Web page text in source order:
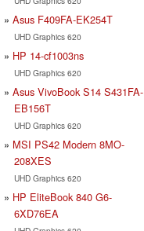
Asus F409FA-EK254T
UHD Graphics 620
HP 14-cf1003ns
UHD Graphics 620
Asus VivoBook S14 S431FA-
EB156T
UHD Graphics 620
MSI PS42 Modern 8MO-
208XES
UHD Graphics 620
HP EliteBook 840 G6-
6XD76EA